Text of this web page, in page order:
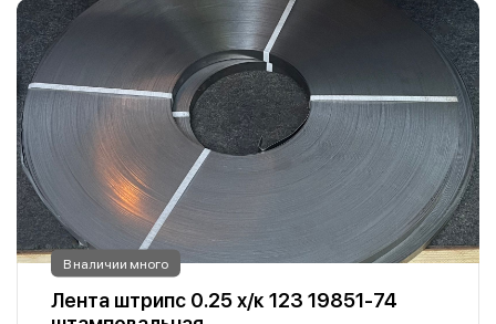
В наличии много
Лента штрипс 0.25 х/к 123 19851-74